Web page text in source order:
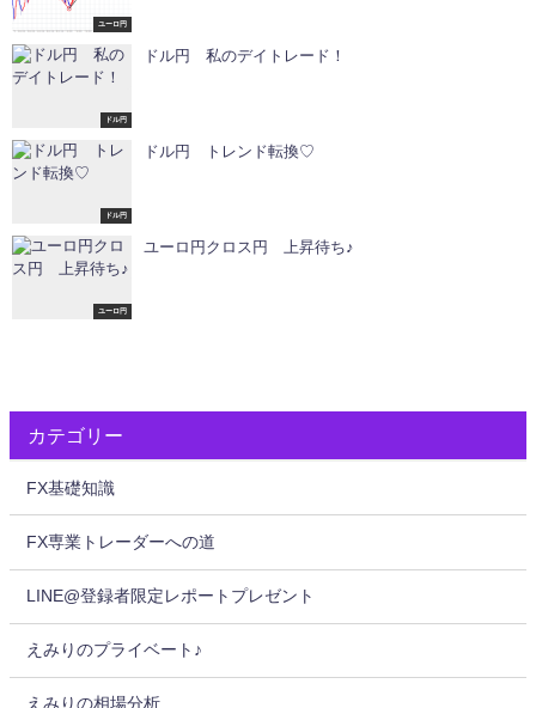
ユーロ円
ドル円
ドル円 私のデイトレード！
ドル円
ドル円 トレンド転換♡
ユーロ円
ユーロ円クロス円 上昇待ち♪
カテゴリー
FX基礎知識
FX専業トレーダーへの道
LINE@登録者限定レポートプレゼント
えみりのプライベート♪
えみりの相場分析